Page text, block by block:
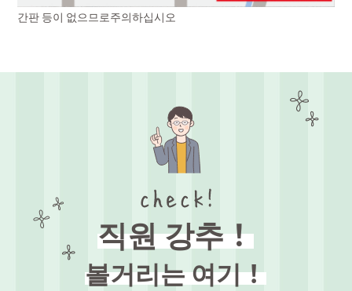
간판 등이 없으므로주의하십시오
직원 강추！
볼거리는 여기！